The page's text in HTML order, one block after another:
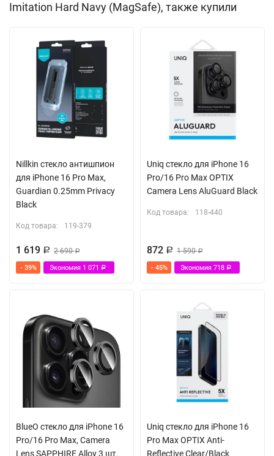
зарядку, картхолдер и другие аксессуары с таким креплением.
бренда. Товар поставляется в фирменной упаковке
производителя CG Mobile.
Встроенный магнитный модуль MagSafe
Imitation Hard Navy (MagSafe), также купили
Nillkin стекло антишпион
для iPhone 16 Pro Max,
Guardian 0.25mm Privacy
Black
Код товара: 119-379
1 619 Р 2 690Р
- 39% Экономия 1 071 Р
Uniq стекло для iPhone 16
Pro/16 Pro Max OPTIX
Camera Lens AluGuard Black
Код товара: 118-440
872 Р 1 590Р
- 45% Экономия 718 Р
BlueO стекло для iPhone 16
Pro/16 Pro Max, Camera
Lens SAPPHIRE Alloy 3 шт.
Uniq стекло для iPhone 16
Pro Max OPTIX Anti-
Reflective Clear/Black